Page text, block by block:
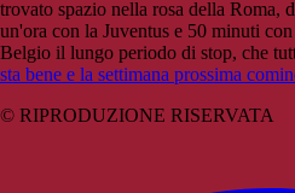
trovato spazio nella rosa della Roma,
un'ora con la Juventus e 50 minuti
Belgio il lungo periodo di stop, che
sta bene e la settimana prossima
© RIPRODUZIONE RISERVATA